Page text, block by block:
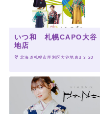
いつ和 札幌CAPO大谷
地店
北海道札幌市厚別区大谷地東3-3-20